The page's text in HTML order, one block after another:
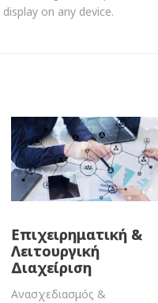
on any device.
Επιχειρηματική &
Λειτουργική
Διαχείριση
Ανασχεδιασμός &